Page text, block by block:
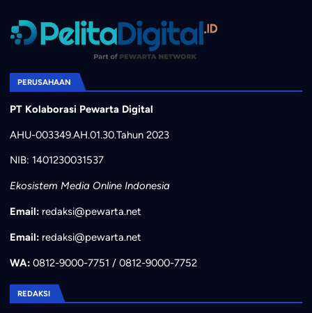
PERUSAHAAN
PT Kolaborasi Pewarta Digital
AHU-003349.AH.01.30.Tahun 2023
NIB: 1401230031537
Ekosistem Media Online Indonesia
Email: redaksi@pewarta.net
Email: redaksi@pewarta.net
WA:0812-9000-7751 / 0812-9000-7752
REDAKSI